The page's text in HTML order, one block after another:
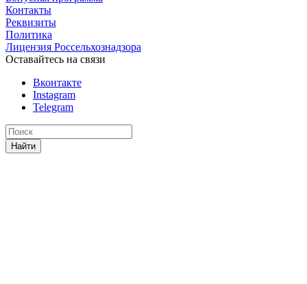
Контакты
Реквизиты
Политика
Лицензия Россельхознадзора
Оставайтесь на связи
Вконтакте
Instagram
Telegram
Найти